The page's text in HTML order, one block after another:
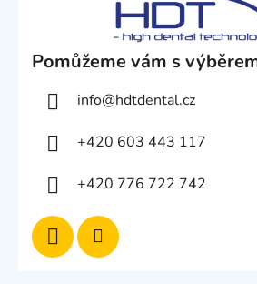
Pomůžeme vám s
info@hdtdental.cz
+420 603 443 117
+420 776 722 742